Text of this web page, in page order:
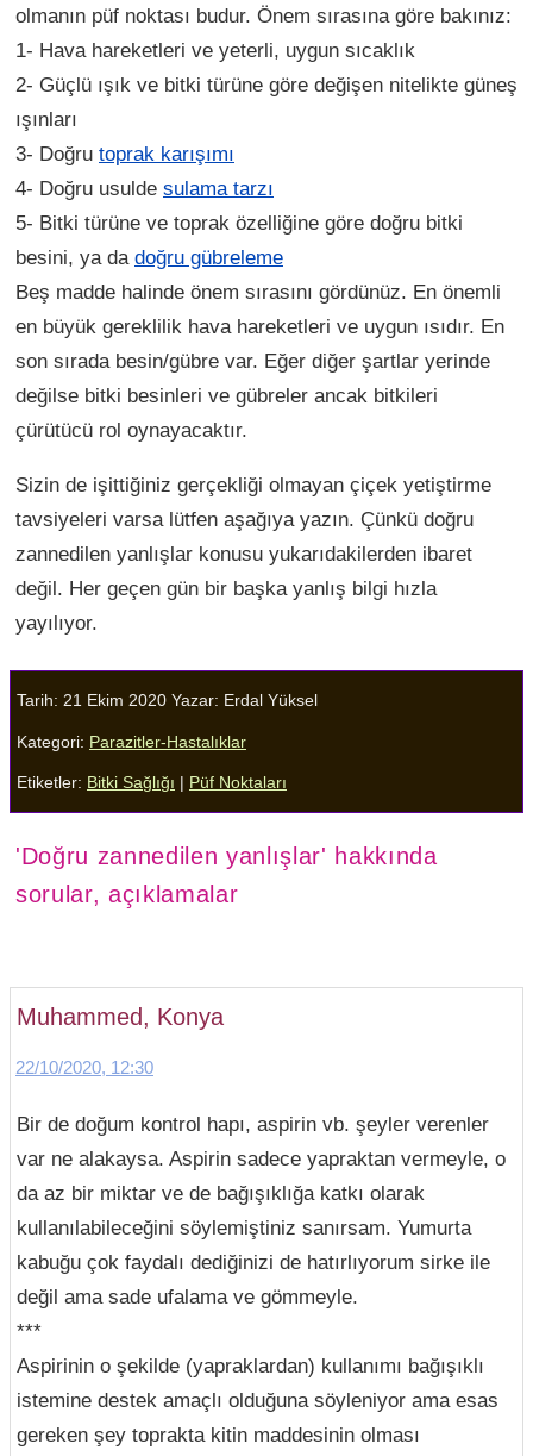
olmanın püf noktası budur. Önem sırasına göre bakınız:
1- Hava hareketleri ve yeterli, uygun sıcaklık
2- Güçlü ışık ve bitki türüne göre değişen nitelikte güneş
ışınları
3- Doğru toprak karışımı
4- Doğru usulde sulama tarzı
5- Bitki türüne ve toprak özelliğine göre doğru bitki
besini, ya da doğru gübreleme
Beş madde halinde önem sırasını gördünüz. En önemli
en büyük gereklilik hava hareketleri ve uygun ısıdır. En
son sırada besin/gübre var. Eğer diğer şartlar yerinde
değilse bitki besinleri ve gübreler ancak bitkileri
çürütücü rol oynayacaktır.
Sizin de işittiğiniz gerçekliği olmayan çiçek yetiştirme
tavsiyeleri varsa lütfen aşağıya yazın. Çünkü doğru
zannedilen yanlışlar konusu yukarıdakilerden ibaret
değil. Her geçen gün bir başka yanlış bilgi hızla
yayılıyor.
Tarih: 21 Ekim 2020 Yazar: Erdal Yüksel
Kategori: Parazitler-Hastalıklar
Etiketler: Bitki Sağlığı Püf Noktaları
'Doğru zannedilen yanlışlar' hakkında
sorular, açıklamalar
Muhammed, Konya
22/10/2020, 12:30
Bir de doğum kontrol hapı, aspirin vb. şeyler verenler
var ne alakaysa. Aspirin sadece yapraktan vermeyle, o
da az bir miktar ve de bağışıklığa katkı olarak
kullanılabileceğini söylemiştiniz sanırsam. Yumurta
kabuğu çok faydalı dediğinizi de hatırlıyorum sirke ile
değil ama sade ufalama ve gömmeyle.
***
Aspirinin o şekilde (yapraklardan) kullanımı bağışıklı
istemine destek amaçlı olduğuna söyleniyor ama esas
gereken şey toprakta kitin maddesinin olması